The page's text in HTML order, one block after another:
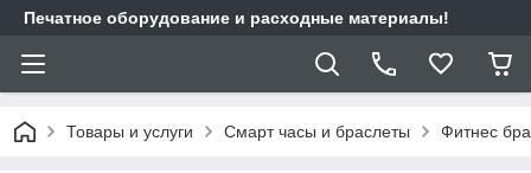
Печатное оборудование и расходные материалы!
Товары и услуги Смарт часы и браслеты Фитнес